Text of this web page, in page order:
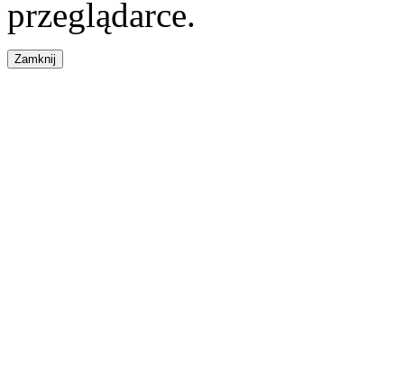
przeglądarce.